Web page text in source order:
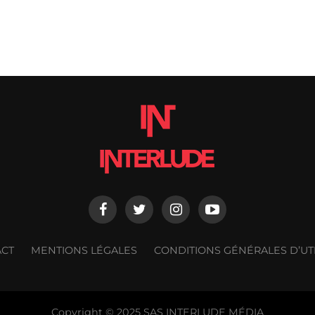
MENTIONS LÉGALES CONDITIONS GÉNÉRALES
Copyright © 2025 SAS INTERLUDE MÉDIA